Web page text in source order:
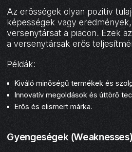
Az erősségek olyan pozitív
képességek vagy
versenytársat a piacon. Ezek
a versenytársak erős
Példák:
Kiváló minőségű termékek és
Innovatív megoldások és úttörő
Erős és elismert márka.
Gyengeségek (Weaknesses)